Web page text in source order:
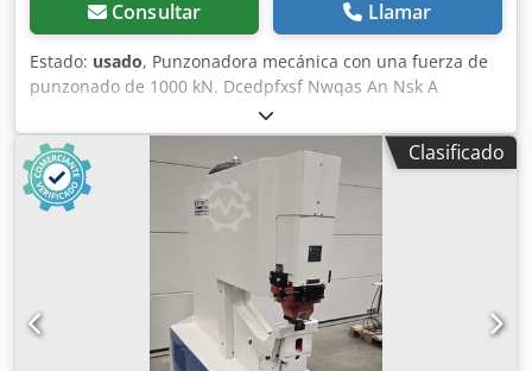
Consultar Llamar
Estado: usado, Punzonadora mecánica con una fuerza de
punzonado de 1000 kN. Dcedpfxsf Nwqas An Nsk A
petición, se puede montar un sistema de sujeción de
herramientas para punzones de hasta 90 mm. Un amplio
surtido de punzones y matrices está incluido en el
suministro.
Clasificado